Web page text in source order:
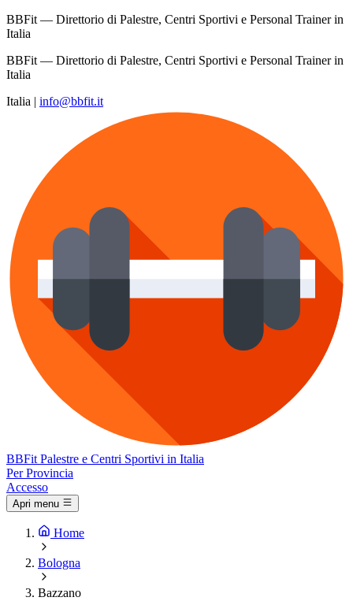
BBFit — Direttorio di Palestre, Centri Sportivi e Personal Trainer in
Italia
BBFit — Direttorio di Palestre, Centri Sportivi e Personal Trainer in
Italia
Italia | info@bbfit.it
BBFit Palestre e Centri Sportivi in Italia
Per Provincia
Accesso
Apri menu
Home
Bologna
Bazzano